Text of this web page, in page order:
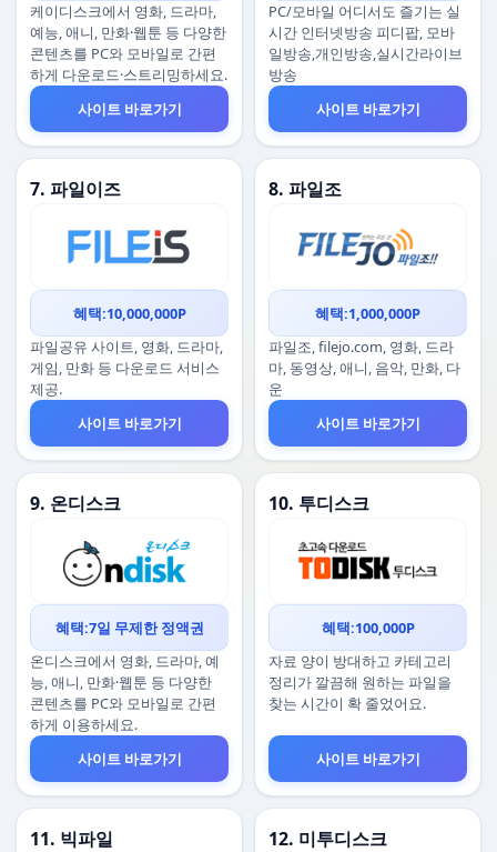
케이디스크에서 영화, 드라마,
예능, 애니, 만화·웹툰 등 다양한
콘텐츠를 PC와 모바일로 간편
하게 다운로드·스트리밍하세요.
사이트 바로가기
PC/모바일 어디서도 즐기는 실
시간 인터넷방송 피디팝, 모바
일방송,개인방송,실시간라이브
방송
사이트 바로가기
7. 파일이즈
혜택:10,000,000P
파일공유 사이트, 영화, 드라마,
게임, 만화 등 다운로드 서비스
제공.
사이트 바로가기
8. 파일조
혜택:1,000,000P
파일조, filejo.com, 영화, 드라
마, 동영상, 애니, 음악, 만화, 다
운
사이트 바로가기
9. 온디스크
혜택:7일 무제한 정액권
온디스크에서 영화, 드라마, 예
능, 애니, 만화·웹툰 등 다양한
콘텐츠를 PC와 모바일로 간편
하게 이용하세요.
사이트 바로가기
10. 투디스크
혜택:100,000P
자료 양이 방대하고 카테고리
정리가 깔끔해 원하는 파일을
찾는 시간이 확 줄었어요.
사이트 바로가기
11. 빅파일 12. 미투디스크